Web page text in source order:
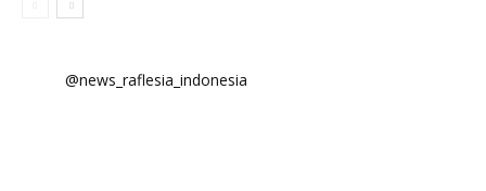
@news_raflesia_indonesia